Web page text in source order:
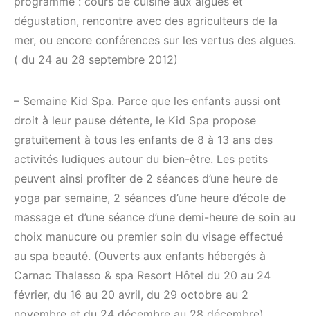
dégustation, rencontre avec des agriculteurs de la
mer, ou encore conférences sur les vertus des algues.
( du 24 au 28 septembre 2012)
– Semaine Kid Spa. Parce que les enfants aussi ont
droit à leur pause détente, le Kid Spa propose
gratuitement à tous les enfants de 8 à 13 ans des
activités ludiques autour du bien-être. Les petits
peuvent ainsi profiter de 2 séances d’une heure de
yoga par semaine, 2 séances d’une heure d’école de
massage et d’une séance d’une demi-heure de soin au
choix manucure ou premier soin du visage effectué
au spa beauté. (Ouverts aux enfants hébergés à
Carnac Thalasso & spa Resort Hôtel du 20 au 24
février, du 16 au 20 avril, du 29 octobre au 2